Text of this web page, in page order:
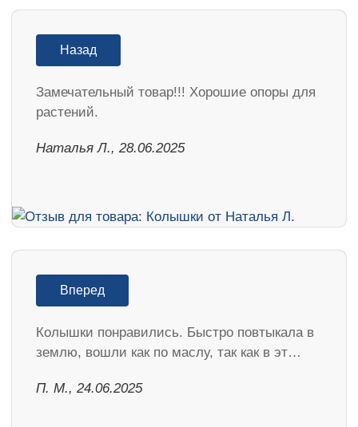
Назад
Замечательный товар!!! Хорошие опоры для
растений.
Наталья Л., 28.06.2025
Вперед
Колышки понравились. Быстро повтыкала в
землю, вошли как по маслу, так как в эт…
П. М., 24.06.2025